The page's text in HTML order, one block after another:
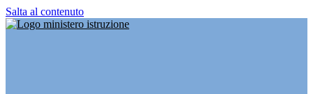
Salta al contenuto